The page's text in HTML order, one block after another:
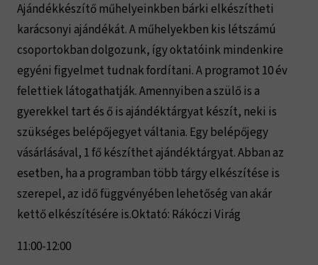
Ajándékkészítő műhelyeinkben bárki elkészítheti
karácsonyi ajándékát. A műhelyekben kis létszámú
csoportokban dolgozunk, így oktatóink mindenkire
egyéni figyelmet tudnak fordítani. A programot 10 év
felettiek látogathatják. Amennyiben a szülő is a
gyerekkel tart és ő is ajándéktárgyat készít, neki is
szükséges belépőjegyet váltania. Egy belépőjegy
vásárlásával, 1 fő készíthet ajándéktárgyat. Abban az
esetben, ha a programban több tárgy elkészítése is
szerepel, az idő függvényében lehetőség van akár
kettő elkészítésére is.Oktató: Rákóczi Virág
11:00-12:00